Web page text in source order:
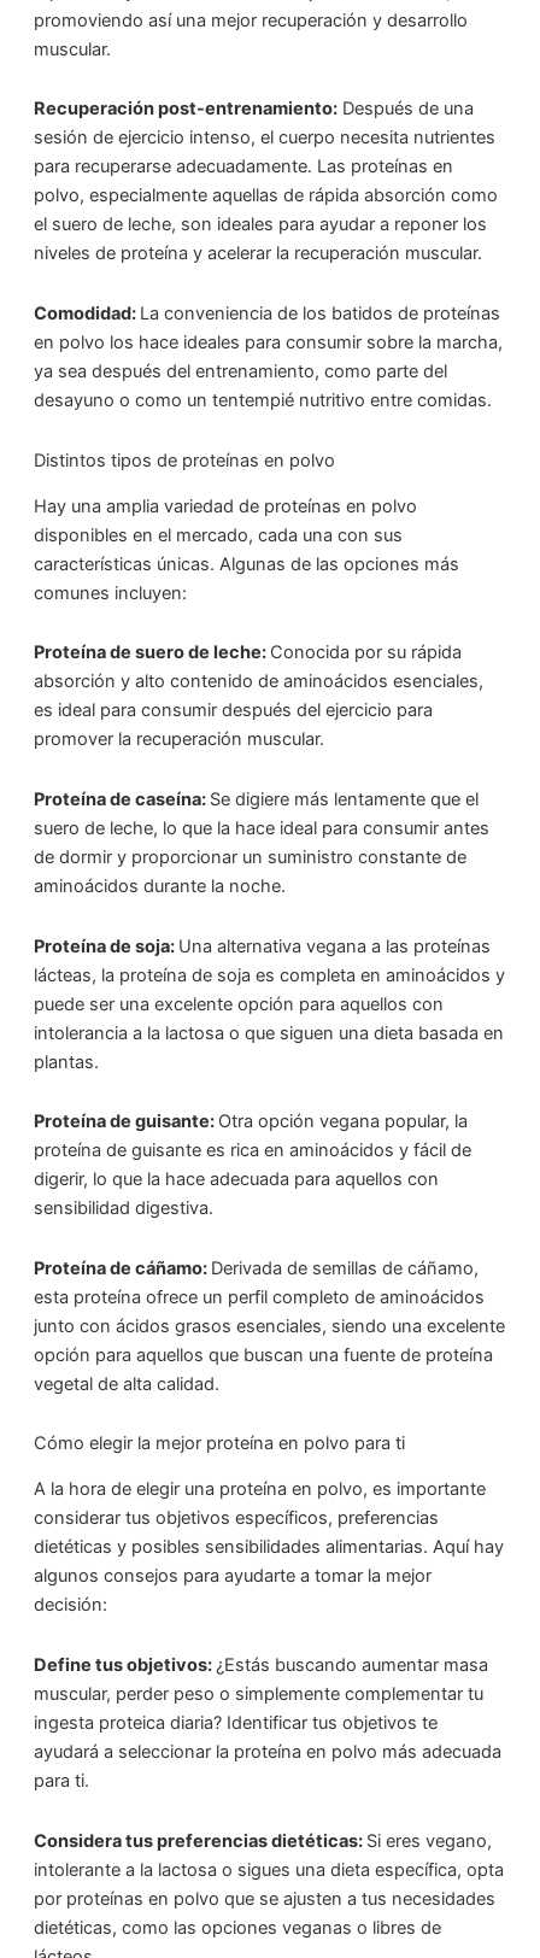
promoviendo así una mejor recuperación y desarrollo
muscular.
Recuperación post-entrenamiento:Después de una
sesión de ejercicio intenso, el cuerpo necesita nutrientes
para recuperarse adecuadamente. Las proteínas en
polvo, especialmente aquellas de rápida absorción como
el suero de leche, son ideales para ayudar a reponer los
niveles de proteína y acelerar la recuperación muscular.
Comodidad: La conveniencia de los batidos de proteínas
en polvo los hace ideales para consumir sobre la marcha,
ya sea después del entrenamiento, como parte del
desayuno o como un tentempié nutritivo entre comidas.
Distintos tipos de proteínas en polvo
Hay una amplia variedad de proteínas en polvo
disponibles en el mercado, cada una con sus
características únicas. Algunas de las opciones más
comunes incluyen:
Proteína de suero de leche: Conocida por su rápida
absorción y alto contenido de aminoácidos esenciales,
es ideal para consumir después del ejercicio para
promover la recuperación muscular.
Proteína de caseína: Se digiere más lentamente que el
suero de leche, lo que la hace ideal para consumir antes
de dormir y proporcionar un suministro constante de
aminoácidos durante la noche.
Proteína de soja: Una alternativa vegana a las proteínas
lácteas, la proteína de soja es completa en aminoácidos y
puede ser una excelente opción para aquellos con
intolerancia a la lactosa o que siguen una dieta basada en
plantas.
Proteína de guisante: Otra opción vegana popular, la
proteína de guisante es rica en aminoácidos y fácil de
digerir, lo que la hace adecuada para aquellos con
sensibilidad digestiva.
Proteína de cáñamo: Derivada de semillas de cáñamo,
esta proteína ofrece un perfil completo de aminoácidos
junto con ácidos grasos esenciales, siendo una excelente
opción para aquellos que buscan una fuente de proteína
vegetal de alta calidad.
Cómo elegir la mejor proteína en polvo para ti
A la hora de elegir una proteína en polvo, es importante
considerar tus objetivos específicos, preferencias
dietéticas y posibles sensibilidades alimentarias. Aquí hay
algunos consejos para ayudarte a tomar la mejor
decisión:
Define tus objetivos:¿Estás buscando aumentar masa
muscular, perder peso o simplemente complementar tu
ingesta proteica diaria? Identificar tus objetivos te
ayudará a seleccionar la proteína en polvo más adecuada
para ti.
Considera tus preferencias dietéticas: Si eres vegano,
intolerante a la lactosa o sigues una dieta específica, opta
por proteínas en polvo que se ajusten a tus necesidades
dietéticas, como las opciones veganas o libres de